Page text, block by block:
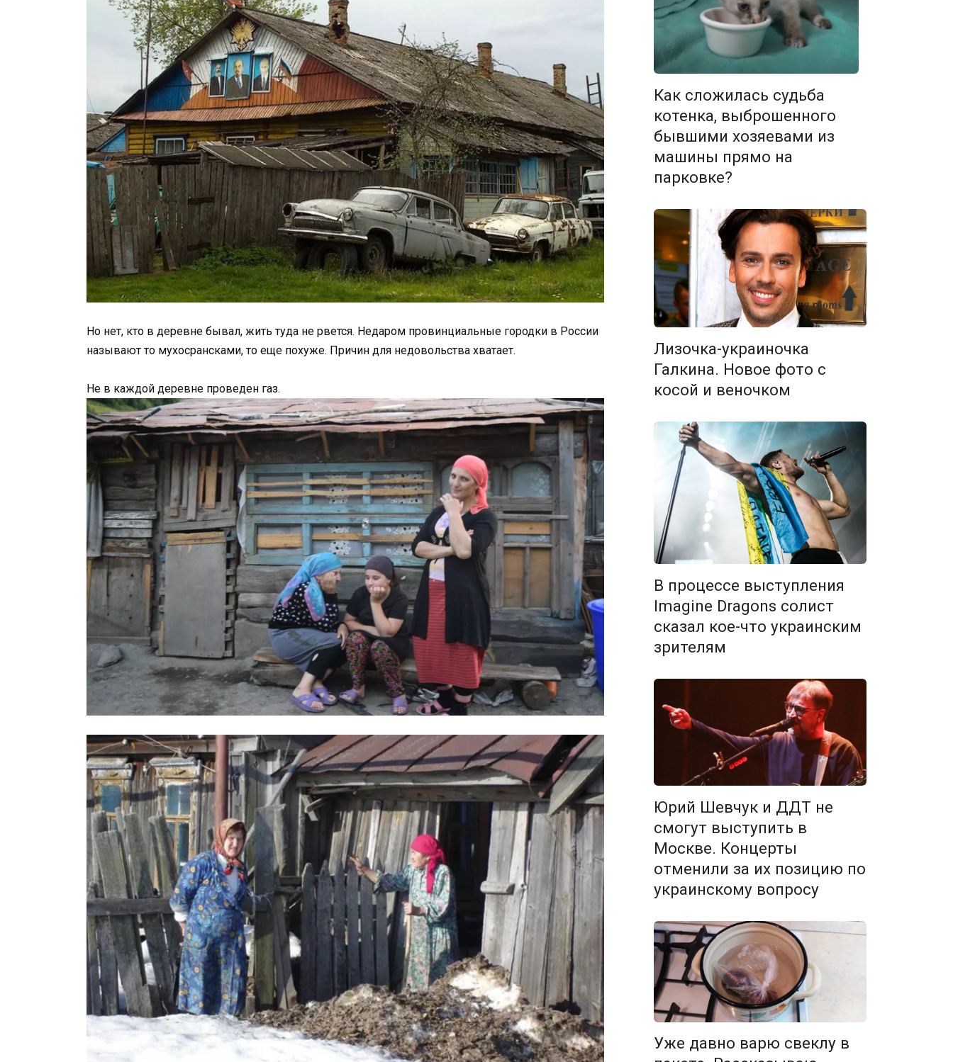
Но нет, кто в деревне бывал, жить туда не рвется. Недаром провинциальные городки в России
называют то мухосрансками, то еще похуже. Причин для недовольства хватает.
Не в каждой деревне проведен газ.
Как сложилась судьба
котенка, выброшенного
бывшими хозяевами из
машины прямо на
парковке?
Лизочка-украиночка
Галкина. Новое фото с
косой и веночком
В процессе выступления
Imagine Dragons солист
сказал кое-что украинским
зрителям
Юрий Шевчук и ДДТ не
смогут выступить в
Москве. Концерты
отменили за их позицию по
украинскому вопросу
Уже давно варю свеклу в